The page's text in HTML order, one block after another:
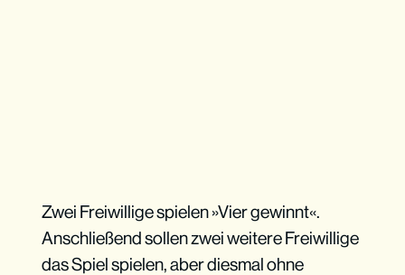
Zwei Freiwillige spielen »Vier gewinnt«.
Anschließend sollen zwei weitere Freiwillige
das Spiel spielen, aber diesmal ohne